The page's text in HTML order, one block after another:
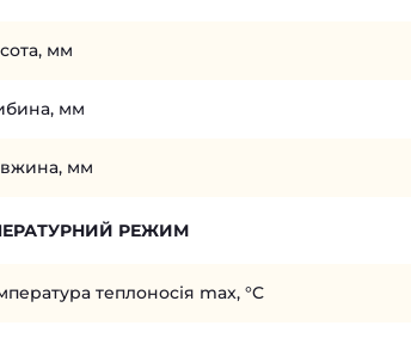
мм
мм
мм
РЕЖИМ
теплоносія max, °C